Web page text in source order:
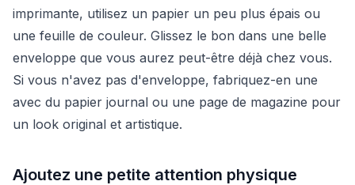
imprimante, utilisez un papier un peu plus épais ou
une feuille de couleur. Glissez le bon dans une belle
enveloppe que vous aurez peut-être déjà chez vous.
Si vous n'avez pas d'enveloppe, fabriquez-en une
avec du papier journal ou une page de magazine pour
un look original et artistique.
Ajoutez une petite attention physique